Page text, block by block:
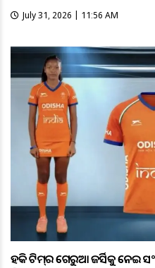
July 31, 2026 | 11:56 AM
ହକି ଟିମ୍‌ର ଗେରୁଆ ଜର୍ସିକୁ ନେଇ